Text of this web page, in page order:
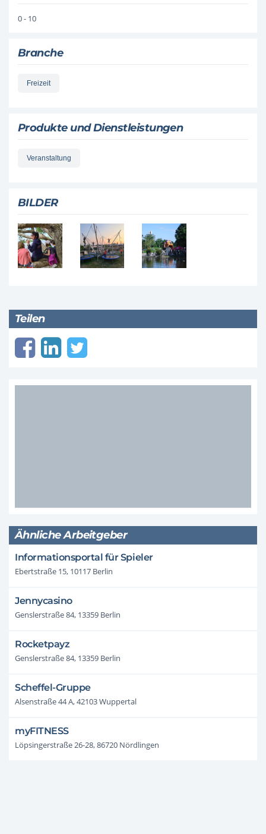
0 - 10
Branche
Freizeit
Produkte und Dienstleistungen
Veranstaltung
BILDER
Teilen
Ähnliche Arbeitgeber
Informationsportal für Spieler
Ebertstraße 15, 10117 Berlin
Jennycasino
Genslerstraße 84, 13359 Berlin
Rocketpayz
Genslerstraße 84, 13359 Berlin
Scheffel-Gruppe
Alsenstraße 44 A, 42103 Wuppertal
myFITNESS
Löpsingerstraße 26-28, 86720 Nördlingen